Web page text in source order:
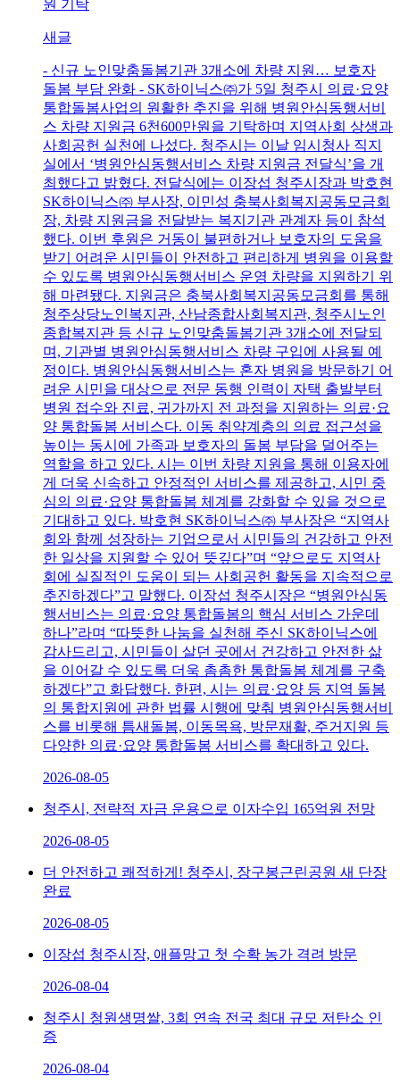
원 기탁
새글
- 신규 노인맞춤돌봄기관 3개소에 차량 지원… 보호자
돌봄 부담 완화 - SK하이닉스㈜가 5일 청주시 의료·요양
통합돌봄사업의 원활한 추진을 위해 병원안심동행서비
스 차량 지원금 6천600만원을 기탁하며 지역사회 상생과
사회공헌 실천에 나섰다. 청주시는 이날 임시청사 직지
실에서 ‘병원안심동행서비스 차량 지원금 전달식’을 개
최했다고 밝혔다. 전달식에는 이장섭 청주시장과 박호현
SK하이닉스㈜ 부사장, 이민성 충북사회복지공동모금회
장, 차량 지원금을 전달받는 복지기관 관계자 등이 참석
했다. 이번 후원은 거동이 불편하거나 보호자의 도움을
받기 어려운 시민들이 안전하고 편리하게 병원을 이용할
수 있도록 병원안심동행서비스 운영 차량을 지원하기 위
해 마련됐다. 지원금은 충북사회복지공동모금회를 통해
청주상당노인복지관, 산남종합사회복지관, 청주시노인
종합복지관 등 신규 노인맞춤돌봄기관 3개소에 전달되
며, 기관별 병원안심동행서비스 차량 구입에 사용될 예
정이다. 병원안심동행서비스는 혼자 병원을 방문하기 어
려운 시민을 대상으로 전문 동행 인력이 자택 출발부터
병원 접수와 진료, 귀가까지 전 과정을 지원하는 의료·요
양 통합돌봄 서비스다. 이동 취약계층의 의료 접근성을
높이는 동시에 가족과 보호자의 돌봄 부담을 덜어주는
역할을 하고 있다. 시는 이번 차량 지원을 통해 이용자에
게 더욱 신속하고 안정적인 서비스를 제공하고, 시민 중
심의 의료·요양 통합돌봄 체계를 강화할 수 있을 것으로
기대하고 있다. 박호현 SK하이닉스㈜ 부사장은 “지역사
회와 함께 성장하는 기업으로서 시민들의 건강하고 안전
한 일상을 지원할 수 있어 뜻깊다”며 “앞으로도 지역사
회에 실질적인 도움이 되는 사회공헌 활동을 지속적으로
추진하겠다”고 말했다. 이장섭 청주시장은 “병원안심동
행서비스는 의료·요양 통합돌봄의 핵심 서비스 가운데
하나”라며 “따뜻한 나눔을 실천해 주신 SK하이닉스에
감사드리고, 시민들이 살던 곳에서 건강하고 안전한 삶
을 이어갈 수 있도록 더욱 촘촘한 통합돌봄 체계를 구축
하겠다”고 화답했다. 한편, 시는 의료·요양 등 지역 돌봄
의 통합지원에 관한 법률 시행에 맞춰 병원안심동행서비
스를 비롯해 틈새돌봄, 이동목욕, 방문재활, 주거지원 등
다양한 의료·요양 통합돌봄 서비스를 확대하고 있다.
2026-08-05
청주시, 전략적 자금 운용으로 이자수입 165억원 전망
2026-08-05
더 안전하고 쾌적하게! 청주시, 장구봉근린공원 새 단장
완료
2026-08-05
이장섭 청주시장, 애플망고 첫 수확 농가 격려 방문
2026-08-04
청주시 청원생명쌀, 3회 연속 전국 최대 규모 저탄소 인
증
2026-08-04